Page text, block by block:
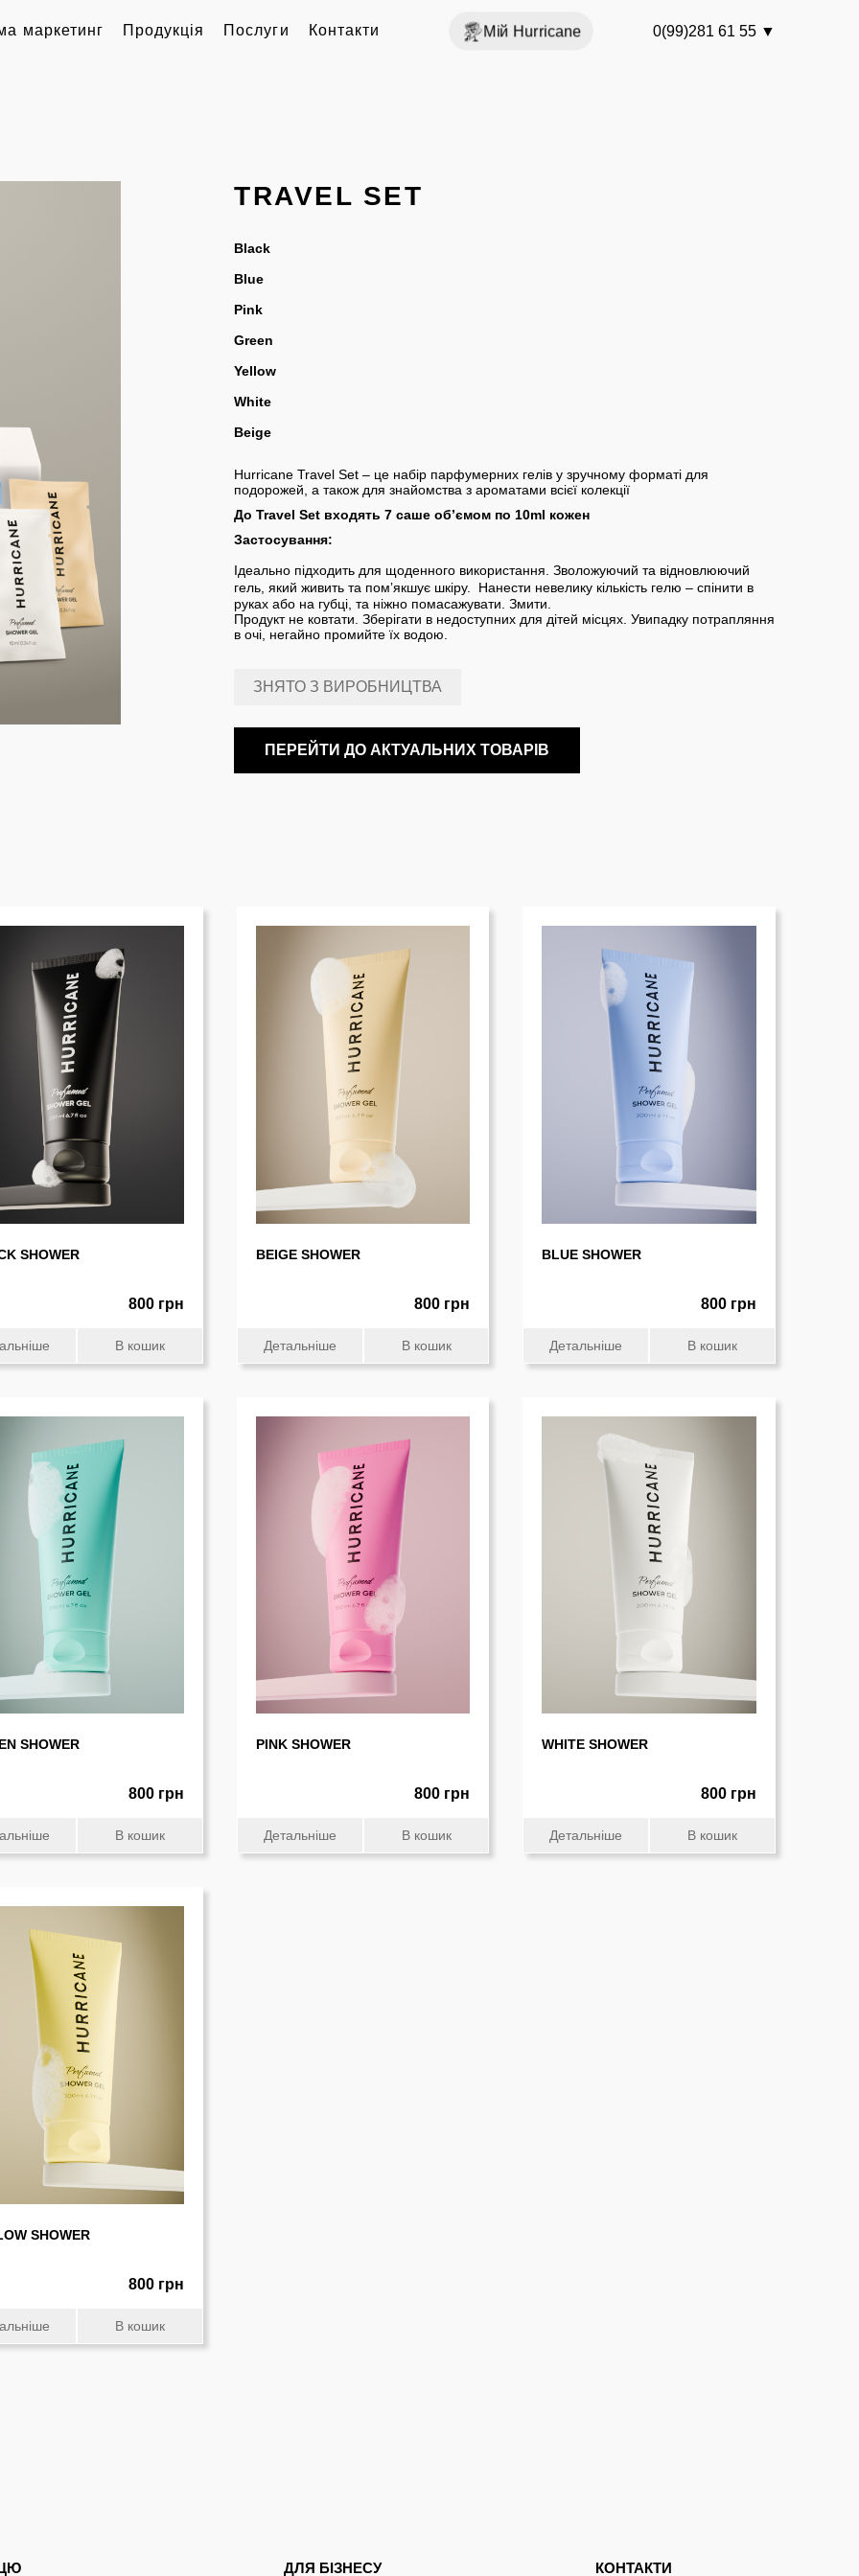
маркетинг Продукція Послуги Контакти Мій Hurricane 0(99)281 61 55 ▼
TRAVEL SET
Black
Blue
Pink
Green
Yellow
White
Beige
Hurricane Travel Set – це набір парфумерних гелів у зручному форматі для
подорожей, а також для знайомства з ароматами всієї колекції
До Travel Set входять 7 саше обʼємом по 10ml кожен
Застосування:
Ідеально підходить для щоденного використання. Зволожуючий та відновлюючий
гель, який живить та помʼякшує шкіру. Нанести невелику кількість гелю – спінити в
руках або на губці, та ніжно помасажувати. Змити.
Продукт не ковтати. Зберігати в недоступних для дітей місцях. Увипадку потрапляння
в очі, негайно промийте їх водою.
ЗНЯТО З ВИРОБНИЦТВА
ПЕРЕЙТИ ДО АКТУАЛЬНИХ ТОВАРІВ
SHOWER
800 грн
В кошик
BEIGE SHOWER
800 грн
Детальніше В кошик
BLUE SHOWER
800 грн
Детальніше В кошик
SHOWER
800 грн
В кошик
PINK SHOWER
800 грн
Детальніше В кошик
WHITE SHOWER
800 грн
Детальніше В кошик
SHOWER
800 грн
В кошик
ДЛЯ БІЗНЕСУ КОНТАКТИ